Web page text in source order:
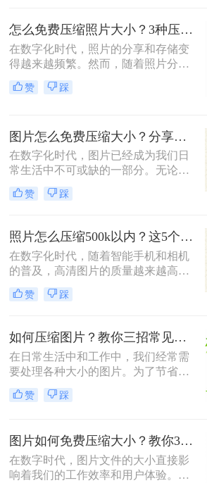
图片大小压缩的方法变得尤为重要。
那么图片大小怎么压缩呢？本文将介
绍三种实用且高效的图片压缩方法。
怎么免费压缩照片大小？3种压缩方法推荐！
在数字化时代，照片的分享和存储变
得越来越频繁。然而，随着照片分辨
率的提高，文件大小也随之增加，这
不仅占据了大量存储空间，还在上传
能节省存储空间又能保证照片质量，
成为了一项重要的技能。本文将介绍
三种实用且高效的免费照片压缩方
项。
赞 踩
图片怎么免费压缩大小？分享三种高效压缩方法！
在数字化时代，图片已经成为我们日
常生活中不可或缺的一部分。无论是
社交媒体的分享、网站的建设，还是
个人的照片保存，图片的使用频率都
片数量不断增加，图片的大小也在不
断膨胀，导致存储空间不足、上传速
度慢以及加载时间延长等一系列问
题。因此，掌握图片怎么免费压缩大
小，既能节省存储空间又能保证图片
质量，成为了一项重要的技能。本文
缩方法。
赞 踩
照片怎么压缩500k以内？这5个压缩方法推荐给你！
在数字化时代，随着智能手机和相机
的普及，高清图片的质量越来越高，
但这也导致了单张图片的文件大小动
辄数兆字节（MB），给存储、传输
件附件限制、社交媒体上传要求或网
页加载速度优化的需求，将照片压缩
至500K以内成为了许多用户迫切需要
掌握的一项技能。那么照片怎么压缩
500k以内呢？本文将详细介绍五种简
单易行的照片压缩方法，帮助您轻松
赞 踩
如何压缩图片？教你三招常见压缩方法！
在日常生活中和工作中，我们经常需
要处理各种大小的图片。为了节省存
储空间、加快文件传输速度或优化网
页加载性能，压缩图片成为了一项必
赞 踩
图片如何免费压缩大小？教你3个压缩图片的好方法！
在数字时代，图片文件的大小直接影
响着我们的工作效率和用户体验。无